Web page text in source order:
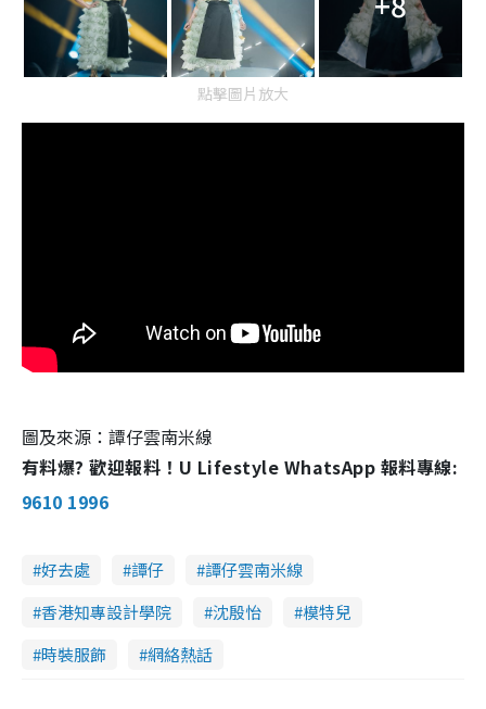
點擊圖片放大
圖及來源：譚仔雲南米線
有料爆? 歡迎報料！U Lifestyle WhatsApp 報料專線:
9610 1996
好去處 譚仔
譚仔雲南米線
香港知專設計學院
沈殷怡
模特兒
時裝服飾
網絡熱話